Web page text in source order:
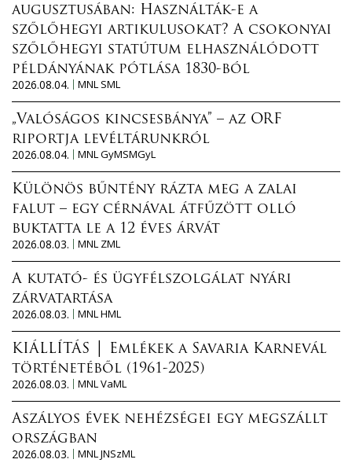
augusztusában: Használták-e a
szőlőhegyi artikulusokat? A csokonyai
szőlőhegyi statútum elhasználódott
példányának pótlása 1830-ból
2026.08.04.
MNL SML
„Valóságos kincsesbánya” – az ORF
riportja levéltárunkról
2026.08.04.
MNL GyMSMGyL
Különös bűntény rázta meg a zalai
falut – egy cérnával átfűzött olló
buktatta le a 12 éves árvát
2026.08.03.
MNL ZML
A kutató- és ügyfélszolgálat nyári
zárvatartása
2026.08.03.
MNL HML
KIÁLLÍTÁS │ Emlékek a Savaria Karnevál
történetéből (1961-2025)
2026.08.03.
MNL VaML
Aszályos évek nehézségei egy megszállt
országban
2026.08.03.
MNL JNSzML